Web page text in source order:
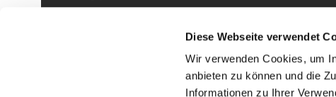
Diese Webseite verwendet
Wir verwenden Cookies, um
anbieten zu können und die
Informationen zu Ihrer
Kontakt
HINWEISGEBERSCHUTZ